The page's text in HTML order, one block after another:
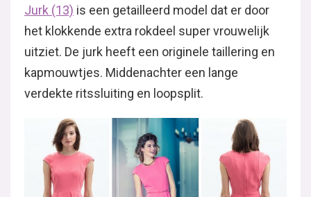
Jurk (13) is een getailleerd model dat er door
het klokkende extra rokdeel super vrouwelijk
uitziet. De jurk heeft een originele taillering en
kapmouwtjes. Middenachter een lange
verdekte ritssluiting en loopsplit.